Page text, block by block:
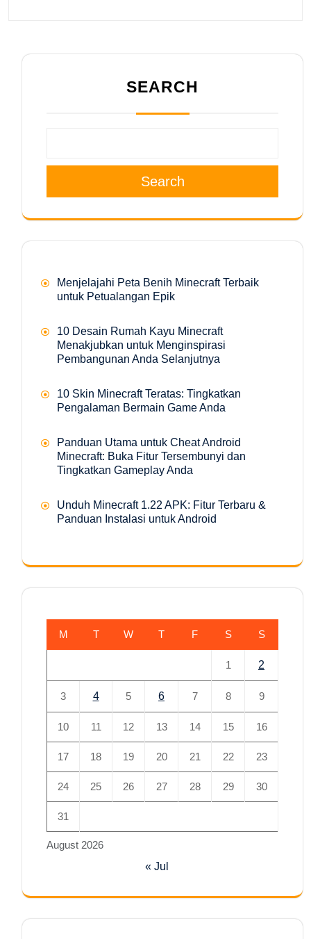
SEARCH
Search
Menjelajahi Peta Benih Minecraft Terbaik
untuk Petualangan Epik
10 Desain Rumah Kayu Minecraft
Menakjubkan untuk Menginspirasi
Pembangunan Anda Selanjutnya
10 Skin Minecraft Teratas: Tingkatkan
Pengalaman Bermain Game Anda
Panduan Utama untuk Cheat Android
Minecraft: Buka Fitur Tersembunyi dan
Tingkatkan Gameplay Anda
Unduh Minecraft 1.22 APK: Fitur Terbaru &
Panduan Instalasi untuk Android
August 2026
M T W T F S S
1 2
3 4 5 6 7 8 9
10 11 12 13 14 15 16
17 18 19 20 21 22 23
24 25 26 27 28 29 30
31
« Jul